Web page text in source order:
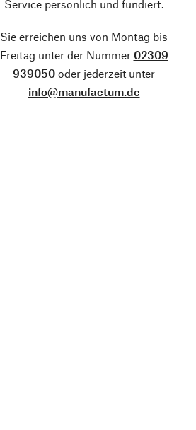
Service persönlich und fundiert.
Sie erreichen uns von Montag bis
Freitag unter der Nummer 02309
939050 oder jederzeit unter
info@manufactum.de